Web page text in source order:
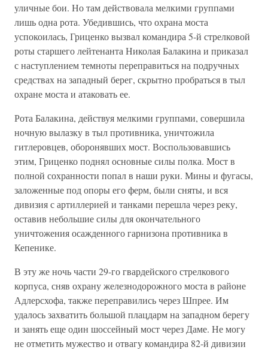
уличные бои. Но там действовала мелкими группами
лишь одна рота. Убедившись, что охрана моста
успокоилась, Гриценко вызвал командира 5-й стрелковой
роты старшего лейтенанта Николая Балакина и приказал
с наступлением темноты переправиться на подручных
средствах на западный берег, скрытно пробраться в тыл
охране моста и атаковать ее.
Рота Балакина, действуя мелкими группами, совершила
ночную вылазку в тыл противника, уничтожила
гитлеровцев, оборонявших мост. Воспользовавшись
этим, Гриценко поднял основные силы полка. Мост в
полной сохранности попал в наши руки. Мины и фугасы,
заложенные под опоры его ферм, были сняты, и вся
дивизия с артиллерией и танками перешла через реку,
оставив небольшие силы для окончательного
уничтожения осажденного гарнизона противника в
Кепенике.
В эту же ночь части 29-го гвардейского стрелкового
корпуса, сняв охрану железнодорожного моста в районе
Адлерсхофа, также переправились через Шпрее. Им
удалось захватить большой плацдарм на западном берегу
и занять еще один шоссейный мост через Даме. Не могу
не отметить мужество и отвагу командира 82-й дивизии